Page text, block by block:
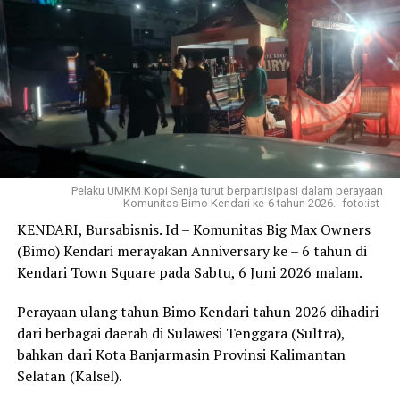
kekerasan yang dapat berdampak pada perilaku mereka
Mu’ti berpandangan peserta didik usia sekolah belum
memiliki kapasitas intelektual yang cukup untuk
membedakan antara realitas dan simulasi digital dalam
game. Anak-anak cenderung meniru apa yang dilihat di
games Roblox.
Untuk itu, Kemendikdasmen melarang anak-anak
bermain game Roblox karena terdapat unsur kekerasan.
Pihak Istana juga sudah meminta Kementerian
Komunikasi dan Digital (Komdigi) melakukan evaluasi.
Menurut Puan, Indonesia membutuhkan pendekatan
menyeluruh dalam meningkatkan literasi digital anak-
anak. Ia berpandangan larangan terhadap platform atau
game digital tertentu perlu diiringi dengan edukasi yang
mencakup tiga elemen kunci yakni anak, orang tua, dan
Pelaku UMKM Kopi Senja turut berpartisipasi dalam perayaan
Komunitas Bimo Kendari ke-6 tahun 2026. -foto:ist-
KENDARI, Bursabisnis. Id – Komunitas Big Max Owners
(Bimo) Kendari merayakan Anniversary ke – 6 tahun di
Kendari Town Square pada Sabtu, 6 Juni 2026 malam.
Perayaan ulang tahun Bimo Kendari tahun 2026 dihadiri
dari berbagai daerah di Sulawesi Tenggara (Sultra),
bahkan dari Kota Banjarmasin Provinsi Kalimantan
Selatan (Kalsel).